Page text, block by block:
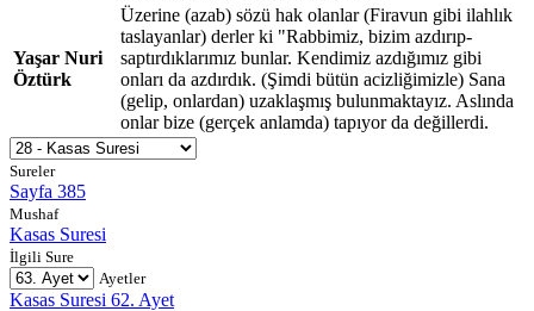
Yaşar Nuri
Öztürk
Üzerine (azab) sözü hak olanlar (Firavun gibi ilahlık
taslayanlar) derler ki "Rabbimiz, bizim azdırıp-
saptırdıklarımız bunlar. Kendimiz azdığımız gibi
onları da azdırdık. (Şimdi bütün acizliğimizle) Sana
(gelip, onlardan) uzaklaşmış bulunmaktayız. Aslında
onlar bize (gerçek anlamda) tapıyor da değillerdi.
Sureler
Sayfa 385
Mushaf
Kasas Suresi
İlgili Sure
Ayetler
Kasas Suresi 62. Ayet